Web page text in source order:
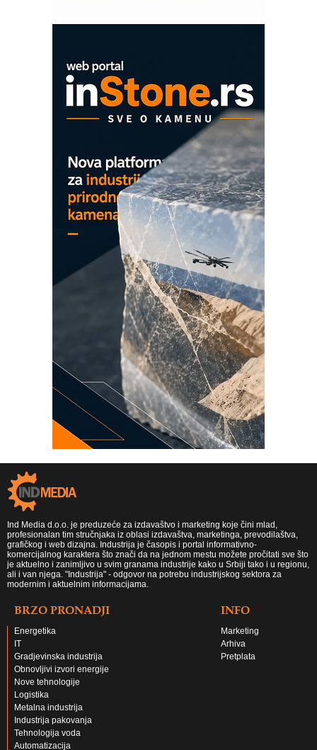
EVOKS Maintenance Management
na viši nivo
Detekcija različitih oblika
MAREX - Lim i mašine za savremena
rešenja
Marcom-plast d.o.o.- vaš pouzdan
Ind Media d.o.o. je preduzeće za izdavaštvo i marketing koje čini mlad,
profesionalan tim stručnjaka iz oblasi izdavaštva, marketinga, prevodilaštva,
grafičkog i web dizajna. Industrija je časopis i portal informativno-
komercijalnog karaktera što znači da na jednom mestu možete pročitati sve što
je aktuelno i zanimljivo u svim granama industrije kako u Srbiji tako i u regionu,
ali i van njega. "Industrija" - odgovor na potrebu industrijskog sektora za
modernim i aktuelnim informacijama.
BRZO PRONADJI
Energetika
IT
Gradjevinska industrija
Obnovljivi izvori energije
Nove tehnologije
Logistika
Metalna industrija
Industrija pakovanja
Tehnologija voda
Automatizacija
INFO
Marketing
Arhiva
Pretplata